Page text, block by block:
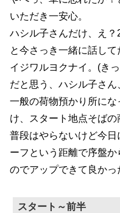
いただき一安心。
ハシル子さんだけ、え？
と今さっき一緒に話して
イジワルヨクナイ。(き
だと思う、ハシル子さん
一般の荷物預かり所に
け、スタート地点そばの
普段はやらないけど今
ーフという距離で序盤
のでアップできて良かっ
スタート～前半